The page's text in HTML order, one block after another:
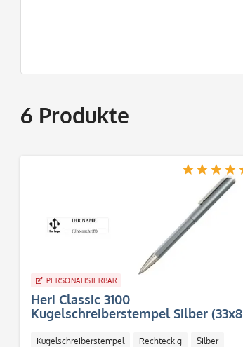
6 Produkte
PERSONALISIERBAR
Heri Classic 3100
Kugelschreiberstempel Silber (33x8
Kugelschreiberstempel Rechteckig Silber